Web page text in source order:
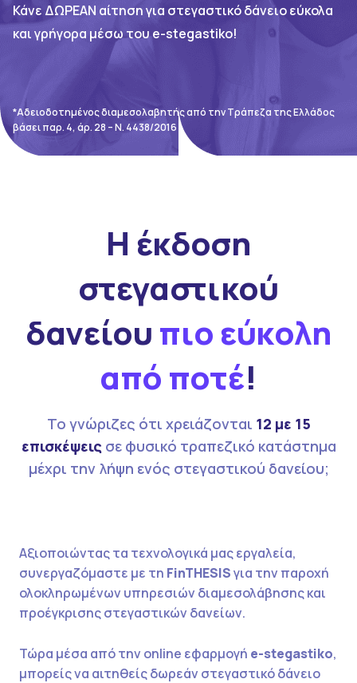
Κάνε ΔΩΡΕΑΝ αίτηση για στεγαστικό δάνειο εύκολα
και γρήγορα μέσω του e-stegastiko!
*Αδειοδοτημένος διαμεσολαβητής από την Τράπεζα της Ελλάδος
βάσει παρ. 4, άρ. 28 – Ν. 4438/2016
Η έκδοση
στεγαστικού
δανείου πιο εύκολη
από ποτέ!
Το γνώριζες ότι χρειάζονται 12 με 15
επισκέψεις σε φυσικό τραπεζικό κατάστημα
μέχρι την λήψη ενός στεγαστικού δανείου;
Αξιοποιώντας τα τεχνολογικά μας εργαλεία,
συνεργαζόμαστε με τη FinTHESISγια την παροχή
ολοκληρωμένων υπηρεσιών διαμεσολάβησης και
προέγκρισης στεγαστικών δανείων.
Τώρα μέσα από την online εφαρμογή e-stegastiko,
μπορείς να αιτηθείς δωρεάν στεγαστικό δάνειο